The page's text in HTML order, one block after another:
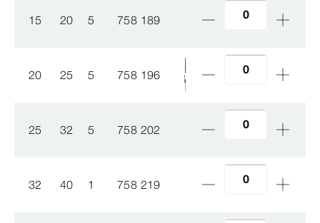
15 20 5 758 189
20 25 5 758 196
25 32 5 758 202
32 40 1 758 219